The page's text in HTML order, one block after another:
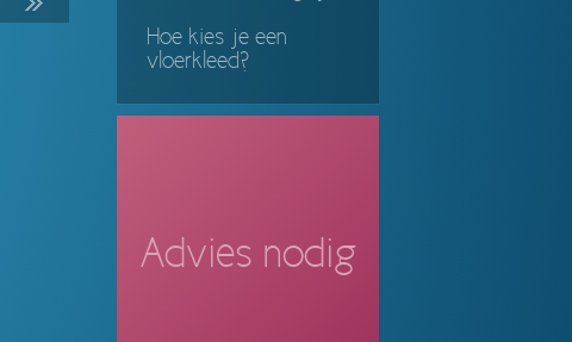
Hoe kies je een
vloerkleed?
Advies nodig